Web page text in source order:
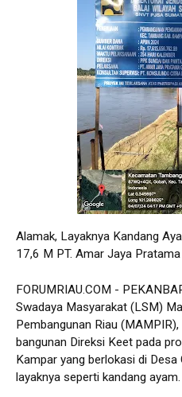
Alamak, Layaknya Kandang
17,6 M PT. Amar Jaya
FORUMRIAU.COM -
Swadaya Masyarakat (LSM)
Pembangunan Riau
bangunan Direksi Keet pada
Kampar yang berlokasi di
layaknya seperti kandang ayam.